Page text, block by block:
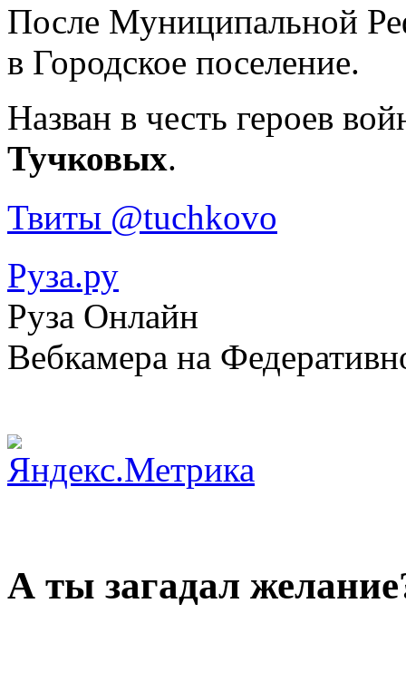
После Муниципальной
в Городское поселение.
Назван в честь героев
Тучковых.
Твиты @tuchkovo
Руза.ру
Руза Онлайн
Вебкамера на
А ты загадал